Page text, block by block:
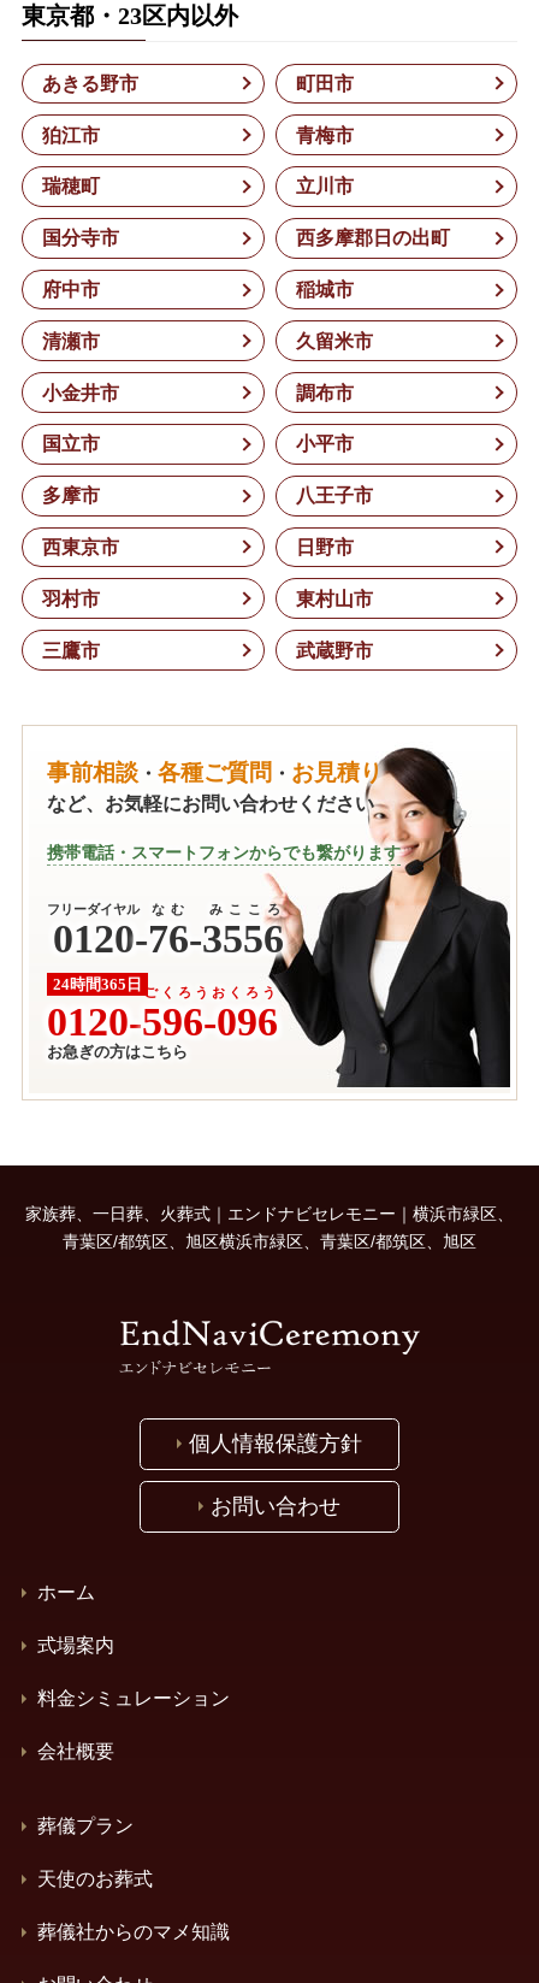
東京都・23区内以外
あきる野市 町田市
狛江市 青梅市
瑞穂町 立川市
国分寺市 西多摩郡日の出町
府中市 稲城市
清瀬市 久留米市
小金井市 調布市
国立市 小平市
多摩市 八王子市
西東京市 日野市
羽村市 東村山市
三鷹市 武蔵野市
事前相談 ・ 各種ご質問 ・ お見積り
など、お気軽にお問い合わせください
携帯電話・スマートフォンからでも繋がります
0120
フリーダイヤル
-76-3556
なむ みこころ
24時間365日
0120-596-096
ごくろうおくろう
お急ぎの方はこちら
家族葬、一日葬、火葬式｜エンドナビセレモニー｜横浜市緑区、
青葉区/都筑区、旭区横浜市緑区、青葉区/都筑区、旭区
個人情報保護方針
お問い合わせ
ホーム
式場案内
料金シミュレーション
会社概要
葬儀プラン
天使のお葬式
葬儀社からのマメ知識